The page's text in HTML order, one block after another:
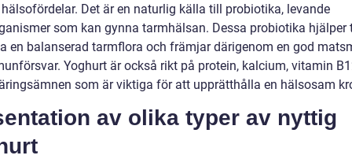
Det är en naturlig källa till probiotika, levande
som kan gynna tarmhälsan. Dessa probiotika hjälper
en balanserad tarmflora och främjar därigenom en god
Yoghurt är också rikt på protein, kalcium, vitamin
som är viktiga för att upprätthålla en hälsosam
av olika typer av nyttig